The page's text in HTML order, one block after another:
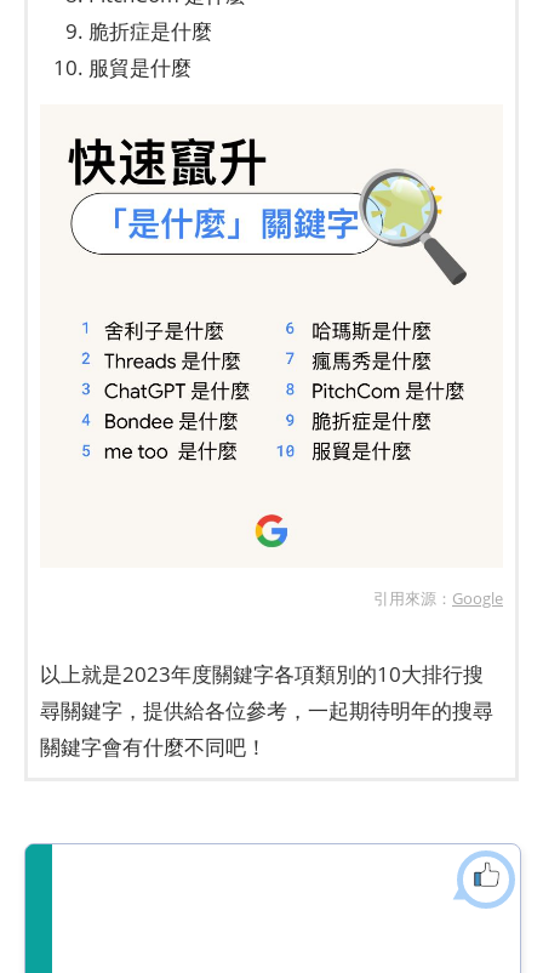
脆折症是什麼
服貿是什麼
引用來源： Google
以上就是2023年度關鍵字各項類別的10大排行搜
尋關鍵字，提供給各位參考，一起期待明年的搜尋
關鍵字會有什麼不同吧！